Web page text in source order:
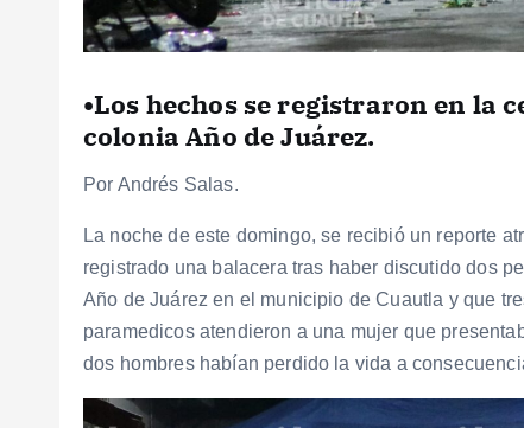
•Los hechos se registraron en la
colonia Año de Juárez.
Por Andrés Salas.
La noche de este domingo, se recibió un reporte
registrado una balacera tras haber discutido dos
Año de Juárez en el municipio de Cuautla y que
paramedicos atendieron a una mujer que
dos hombres habían perdido la vida a